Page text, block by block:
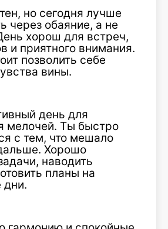
но сегодня лучше
через обаяние, а не
хорош для встреч,
и приятного внимания.
позволить себе
вины.
день для
мелочей. Ты быстро
с тем, что мешало
Хорошо
наводить
планы на